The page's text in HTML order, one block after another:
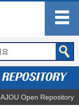
AJOU Open Repository